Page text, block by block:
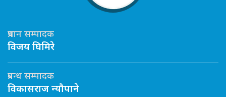
प्रधान सम्पादक
विजय घिमिरे
प्रबन्ध सम्पादक
विकासराज न्यौपाने